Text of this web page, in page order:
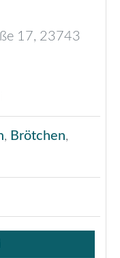
17, 23743
, Brötchen,